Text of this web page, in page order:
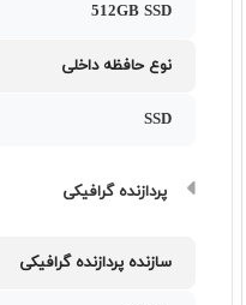
512GB SSD
نوع حافظه داخلی
SSD
پردازنده گرافیکی
سازنده پردازنده گرافیکی